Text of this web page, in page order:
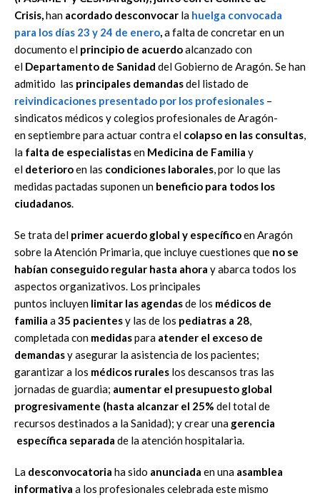
Crisis,han acordado desconvocar la huelga convocada
para los días 23 y 24 de enero,a falta de concretar en un
documento el principio de acuerdoalcanzado con
el Departamento de Sanidad del Gobierno de Aragón. Se han
admitido las principales demandasdel listado de
reivindicaciones presentado por los profesionales –
sindicatos médicos y colegios profesionales de Aragón-
en septiembre para actuar contra el colapso en las consultas,
la falta de especialistasen Medicina de Familia y
el deterioroen las condiciones laborales, por lo que las
medidas pactadas suponen un beneficio para todos los
ciudadanos.
Se trata del primer acuerdo global y específicoen Aragón
sobre la Atención Primaria, que incluye cuestiones que no se
habían conseguido regular hasta ahora y abarca todos los
aspectos organizativos. Los principales
puntos incluyen limitar las agendasde los médicos de
familia a35 pacientesy las de los pediatras a 28,
completada con medidaspara atender el exceso de
demandasy asegurar la asistencia de los pacientes;
garantizar a los médicos rurales los descansos tras las
jornadas de guardia; aumentar el presupuesto global
progresivamente (hasta alcanzar el 25% del total de
recursos destinados a la Sanidad); y crear una gerencia
específica separada de la atención hospitalaria.
La desconvocatoria ha sido anunciada en una asamblea
informativa a los profesionales celebrada este mismo